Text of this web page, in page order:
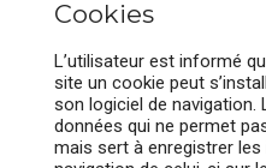
Cookies
L’utilisateur est informé
site un cookie peut
son logiciel de navigation.
données qui ne permet
mais sert à enregistrer